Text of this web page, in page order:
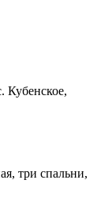
Кубенское,
три спальни,